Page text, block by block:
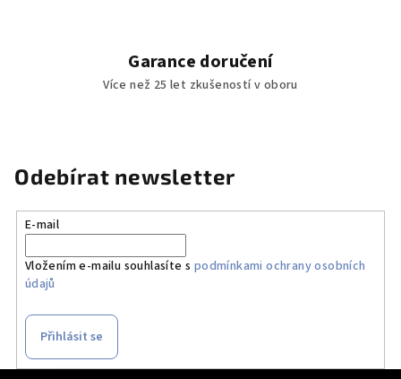
Garance doručení
Více než 25 let zkušeností v oboru
Odebírat newsletter
E-mail
Vložením e-mailu souhlasíte s podmínkami ochrany osobních
údajů
Přihlásit se